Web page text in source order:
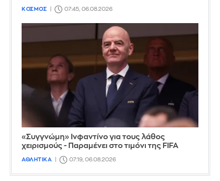
ΚΟΣΜΟΣ 07:45, 06.08.2026
«Συγγνώμη» Ινφαντίνο για τους λάθος
χειρισμούς - Παραμένει στο τιμόνι της FIFA
ΑΘΛΗΤΙΚΑ 07:19, 06.08.2026